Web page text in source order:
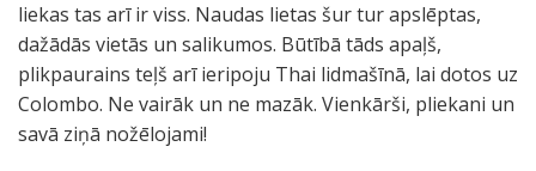
liekas tas arī ir viss. Naudas lietas šur tur apslēptas,
dažādās vietās un salikumos. Būtībā tāds apaļš,
plikpaurains teļš arī ieripoju Thai lidmašīnā, lai dotos uz
Colombo. Ne vairāk un ne mazāk. Vienkārši, pliekani un
savā ziņā nožēlojami!